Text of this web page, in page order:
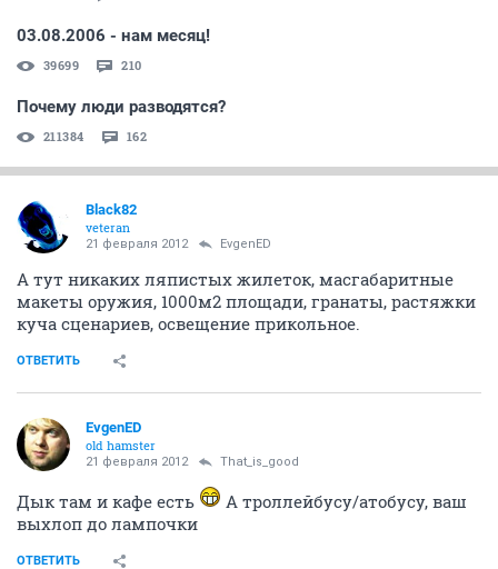
03.08.2006 - нам месяц!
39699 210
Почему люди разводятся?
211384 162
Black82
veteran
21 февраля 2012 EvgenED
А тут никаких ляпистых жилеток, масгабаритные
макеты оружия, 1000м2 площади, гранаты, растяжки
куча сценариев, освещение прикольное.
ОТВЕТИТЬ
EvgenED
old hamster
21 февраля 2012 That_is_good
Дык там и кафе есть
А троллейбусу/атобусу, ваш
выхлоп до лампочки
ОТВЕТИТЬ